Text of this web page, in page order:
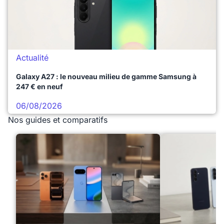
Actualité
Galaxy A27 : le nouveau milieu de gamme Samsung à
247 € en neuf
06/08/2026
Nos guides et comparatifs